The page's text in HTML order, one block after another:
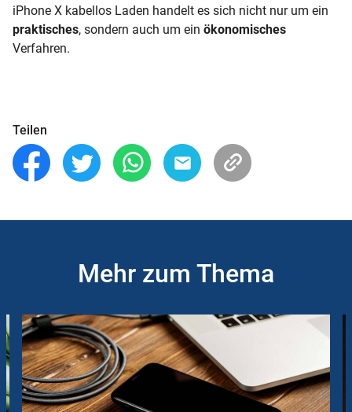
iPhone X kabellos Laden handelt es sich nicht nur um ein
praktisches, sondern auch um ein ökonomisches
Verfahren.
Teilen
Mehr zum Thema
Instructions